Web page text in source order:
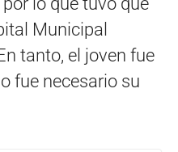
Municipal
tanto, el joven fue
fue necesario su